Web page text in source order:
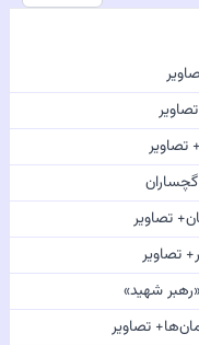
تصاویر
تصاویر
شهید»